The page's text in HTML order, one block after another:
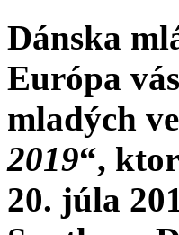
Dánska
Európa
mladých
2019“,
20. júla